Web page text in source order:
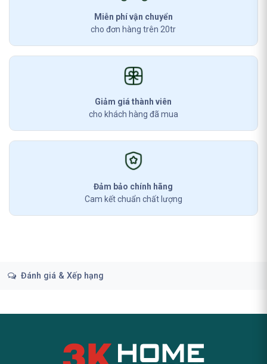
Miễn phí vận chuyển
cho đơn hàng trên 20tr
Giảm giá thành viên
cho khách hàng đã mua
Đảm bảo chính hãng
Cam kết chuẩn chất lượng
Đánh giá & Xếp hạng